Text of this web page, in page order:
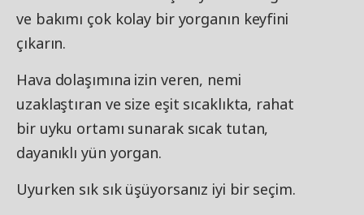
ve bakımı çok kolay bir yorganın keyfini
çıkarın.
Hava dolaşımına izin veren, nemi
uzaklaştıran ve size eşit sıcaklıkta, rahat
bir uyku ortamı sunarak sıcak tutan,
dayanıklı yün yorgan.
Uyurken sık sık üşüyorsanız iyi bir seçim.